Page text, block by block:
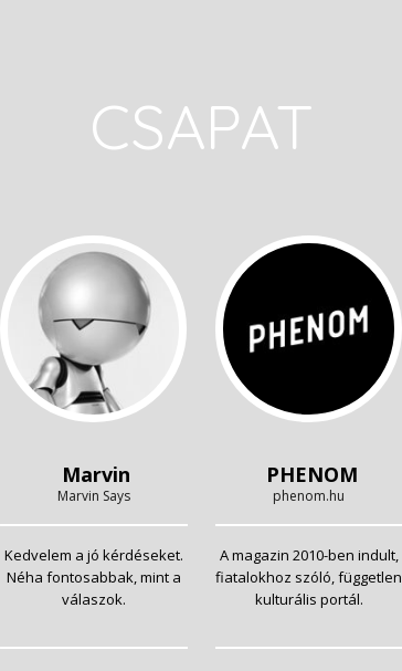
CSAPAT
Marvin
Marvin Says
Kedvelem a jó kérdéseket.
Néha fontosabbak, mint a
válaszok.
PHENOM
phenom.hu
A magazin 2010-ben indult,
fiatalokhoz szóló, független
kulturális portál.